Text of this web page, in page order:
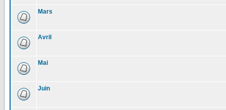
Mars
Avril
Mai
Juin